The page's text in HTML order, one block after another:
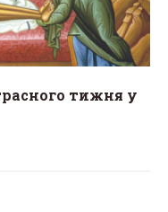
тижня у